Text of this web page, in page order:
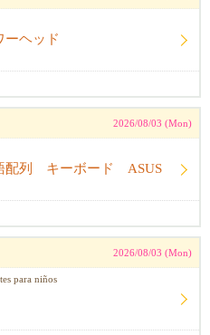
ーヘッド
2026/08/03 (Mon)
配列 キーボード ASUS
2026/08/03 (Mon)
para niños